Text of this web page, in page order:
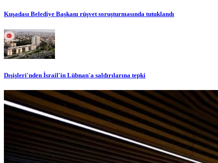
Kuşadası Belediye Başkanı rüşvet soruşturmasında tutuklandı
Dışişleri'nden İsrail'in Lübnan'a saldırılarına tepki